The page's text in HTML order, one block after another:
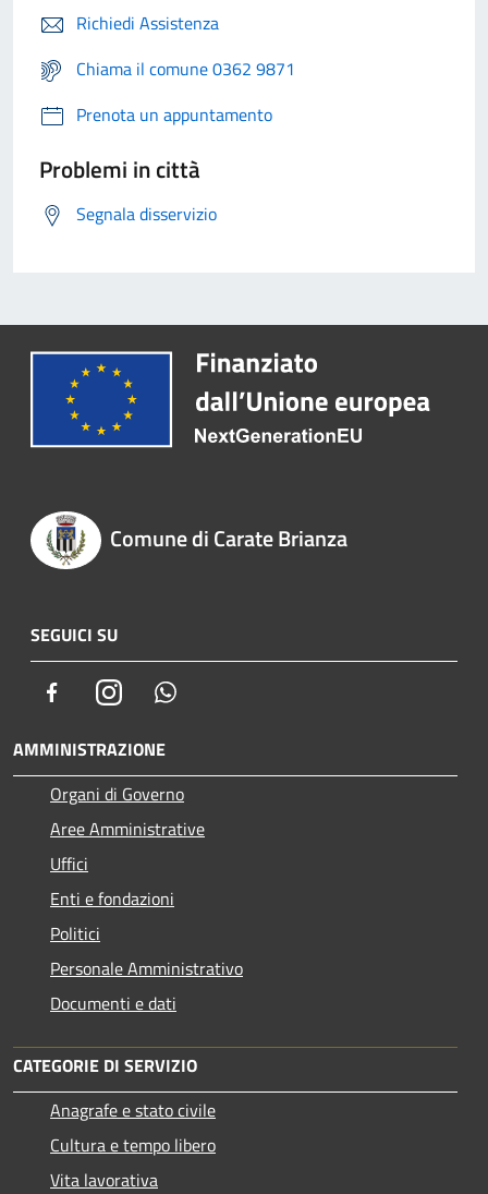
Richiedi Assistenza
Chiama il comune 0362 9871
Prenota un appuntamento
Problemi in città
Segnala disservizio
Comune di Carate Brianza
SEGUICI SU
FacebookInstagram
AMMINISTRAZIONE
Organi di Governo
Aree Amministrative
Uffici
Enti e fondazioni
Politici
Personale Amministrativo
Documenti e dati
CATEGORIE DI SERVIZIO
Anagrafe e stato civile
Cultura e tempo libero
Vita lavorativa